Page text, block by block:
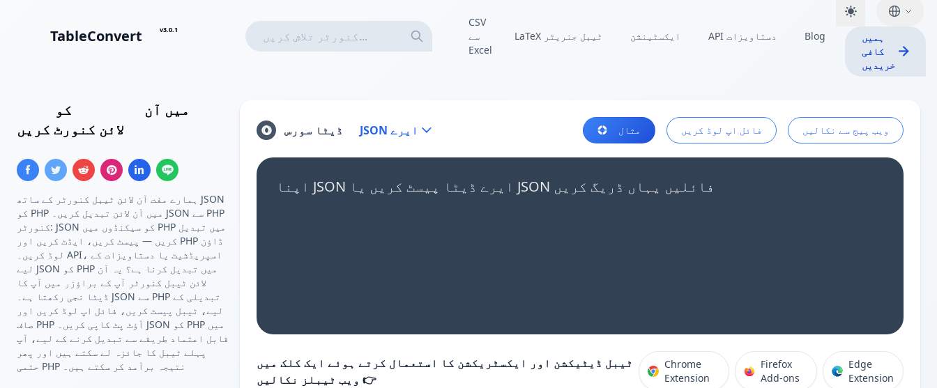
TableConvert v3.0.1
CSV
سے
Excel
LaTeX ٹیبل جنریٹر ایکسٹینشن API دستاویزات Blog
ہمیں
کافی
خریدیں
میں آن
لائن کنورٹ کریں
ہمارے مفت آن لائن ٹیبل کنورٹر کے ساتھ JSON
کو PHP میں آن لائن تبدیل کریں۔ JSON سے PHP
کنورٹر: JSON کو سیکنڈوں میں PHP میں تبدیل
کریں — پیسٹ کریں، ایڈٹ کریں اور PHP ڈاؤن
لوڈ کریں۔ API، اسپریڈشیٹ یا دستاویزات کے
لیے JSON کو PHP میں تبدیل کرنا ہے؟ یہ آن
لائن ٹیبل کنورٹر آپ کے براؤزر میں آپ کا
ڈیٹا نجی رکھتا ہے۔ JSON سے PHP تبدیلی کے
لیے، ٹیبل پیسٹ کریں، فائل اپ لوڈ کریں اور
صاف PHP آؤٹ پٹ کاپی کریں۔ JSON کو PHP میں
قابل اعتماد طریقے سے تبدیل کرنے کے لیے، آپ
پہلے ٹیبل کا جائزہ لے سکتے ہیں اور پھر
حتمی PHP نتیجہ برآمد کر سکتے ہیں۔
ڈیٹا سورس JSON ایرے مثال فائل اپ لوڈ کریں ویب پیج سے نکالیں
اپنا JSON ایرے ڈیٹا پیسٹ کریں یا JSON فائلیں یہاں ڈریگ کریں
ٹیبل ڈیٹیکشن اور ایکسٹریکشن کا استعمال کرتے ہوئے ایک کلک میں
ویب ٹیبلز نکالیں 👉
Chrome
Extension
Firefox
Add-ons
Edge
Extension